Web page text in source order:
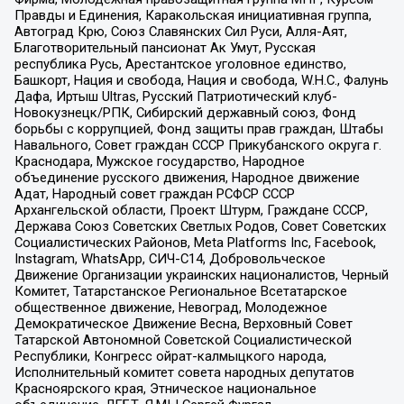
Правды и Единения, Каракольская инициативная группа,
Автоград Крю, Союз Славянских Сил Руси, Алля-Аят,
Благотворительный пансионат Ак Умут, Русская
республика Русь, Арестантское уголовное единство,
Башкорт, Нация и свобода, Нация и свобода, W.H.С., Фалунь
Дафа, Иртыш Ultras, Русский Патриотический клуб-
Новокузнецк/РПК, Сибирский державный союз, Фонд
борьбы с коррупцией, Фонд защиты прав граждан, Штабы
Навального, Совет граждан СССР Прикубанского округа г.
Краснодара, Мужское государство, Народное
объединение русского движения, Народное движение
Адат, Народный совет граждан РСФСР СССР
Архангельской области, Проект Штурм, Граждане СССР,
Держава Союз Советских Светлых Родов, Совет Советских
Социалистических Районов, Meta Platforms Inc, Facebook,
Instagram, WhatsApp, СИЧ-С14, Добровольческое
Движение Организации украинских националистов, Черный
Комитет, Татарстанское Региональное Всетатарское
общественное движение, Невоград, Молодежное
Демократическое Движение Весна, Верховный Совет
Татарской Автономной Советской Социалистической
Республики, Конгресс ойрат-калмыцкого народа,
Исполнительный комитет совета народных депутатов
Красноярского края, Этническое национальное